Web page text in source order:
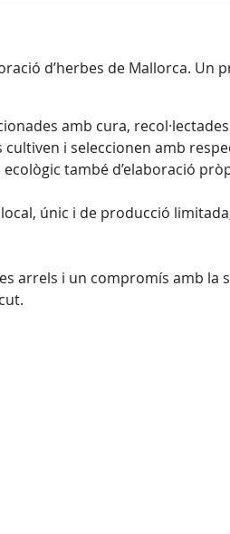
d’herbes de Mallorca.
amb cura,
i seleccionen amb
també d’elaboració
únic i de producció
arrels i un compromís amb la